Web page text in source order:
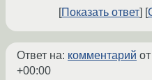
Показать ответ
Ответ на: комментарий
+00:00